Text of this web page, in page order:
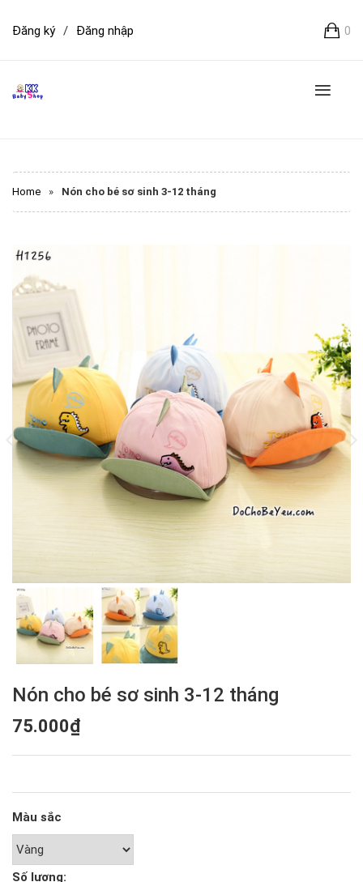
0
Đăng ký / Đăng nhập
Home » Nón cho bé sơ sinh 3-12 tháng
Nón cho bé sơ sinh 3-12 tháng
75.000₫
Màu sắc
Số lượng: